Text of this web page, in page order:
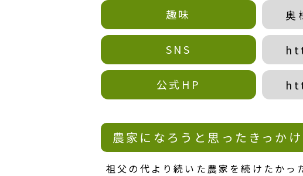
趣味 奥
SNS
公式HP
農家になろうと思ったきっかけ
祖父の代より続いた農家を続けたか